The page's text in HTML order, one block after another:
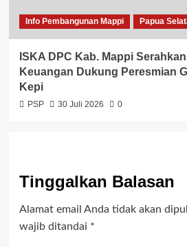
Info Pembangunan Mappi Papua
ISKA DPC Kab. Mappi
Keuangan Dukung Peresmian
Kepi
PSP 30 Juli 2026 0
Tinggalkan Balasan
Alamat email Anda tidak akan
wajib ditandai *